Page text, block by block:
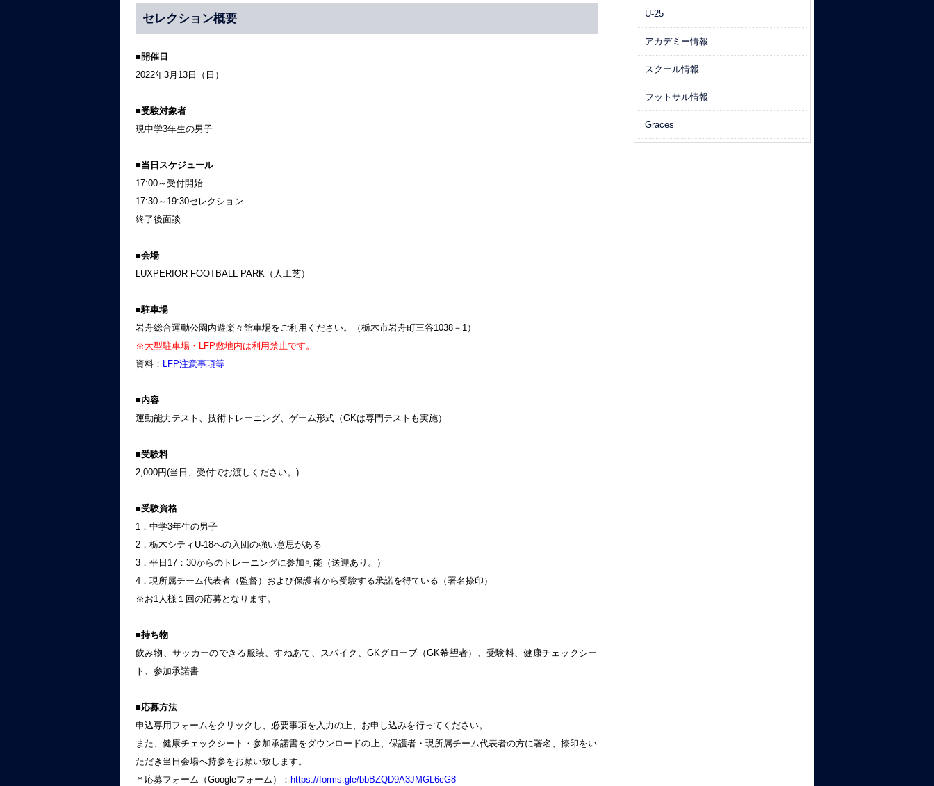
セレクション概要
■開催日
2022年3月13日（日）
■受験対象者
現中学3年生の男子
■当日スケジュール
17:00～受付開始
17:30～19:30セレクション
終了後面談
■会場
LUXPERIOR FOOTBALL PARK（人工芝）
■駐車場
岩舟総合運動公園内遊楽々館車場をご利用ください。（栃木市岩舟町三谷1038－1）
※大型駐車場・LFP敷地内は利用禁止です。
資料： LFP注意事項等
■内容
運動能力テスト、技術トレーニング、ゲーム形式（GKは専門テストも実施）
■受験料
2,000円(当日、受付でお渡しください。)
■受験資格
1．中学3年生の男子
2．栃木シティU-18への入団の強い意思がある
3．平日17：30からのトレーニングに参加可能（送迎あり。）
4．現所属チーム代表者（監督）および保護者から受験する承諾を得ている（署名捺印）
※お1人様１回の応募となります。
■持ち物
飲み物、サッカーのできる服装、すねあて、スパイク、GKグローブ（GK希望者）、受験料、健康チェックシー
ト、参加承諾書
■応募方法
申込専用フォームをクリックし、必要事項を入力の上、お申し込みを行ってください。
また、健康チェックシート・参加承諾書をダウンロードの上、保護者・現所属チーム代表者の方に署名、捺印をい
ただき当日会場へ持参をお願い致します。
＊応募フォーム（Googleフォーム）： https://forms.gle/bbBZQD9A3JMGL6cG8
U-25
アカデミー情報
スクール情報
フットサル情報
Graces